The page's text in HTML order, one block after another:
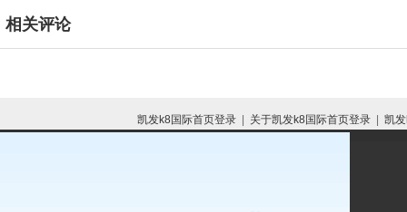
相关评论
凯发k8国际首页登录 关于凯发k8国际首页登录 凯